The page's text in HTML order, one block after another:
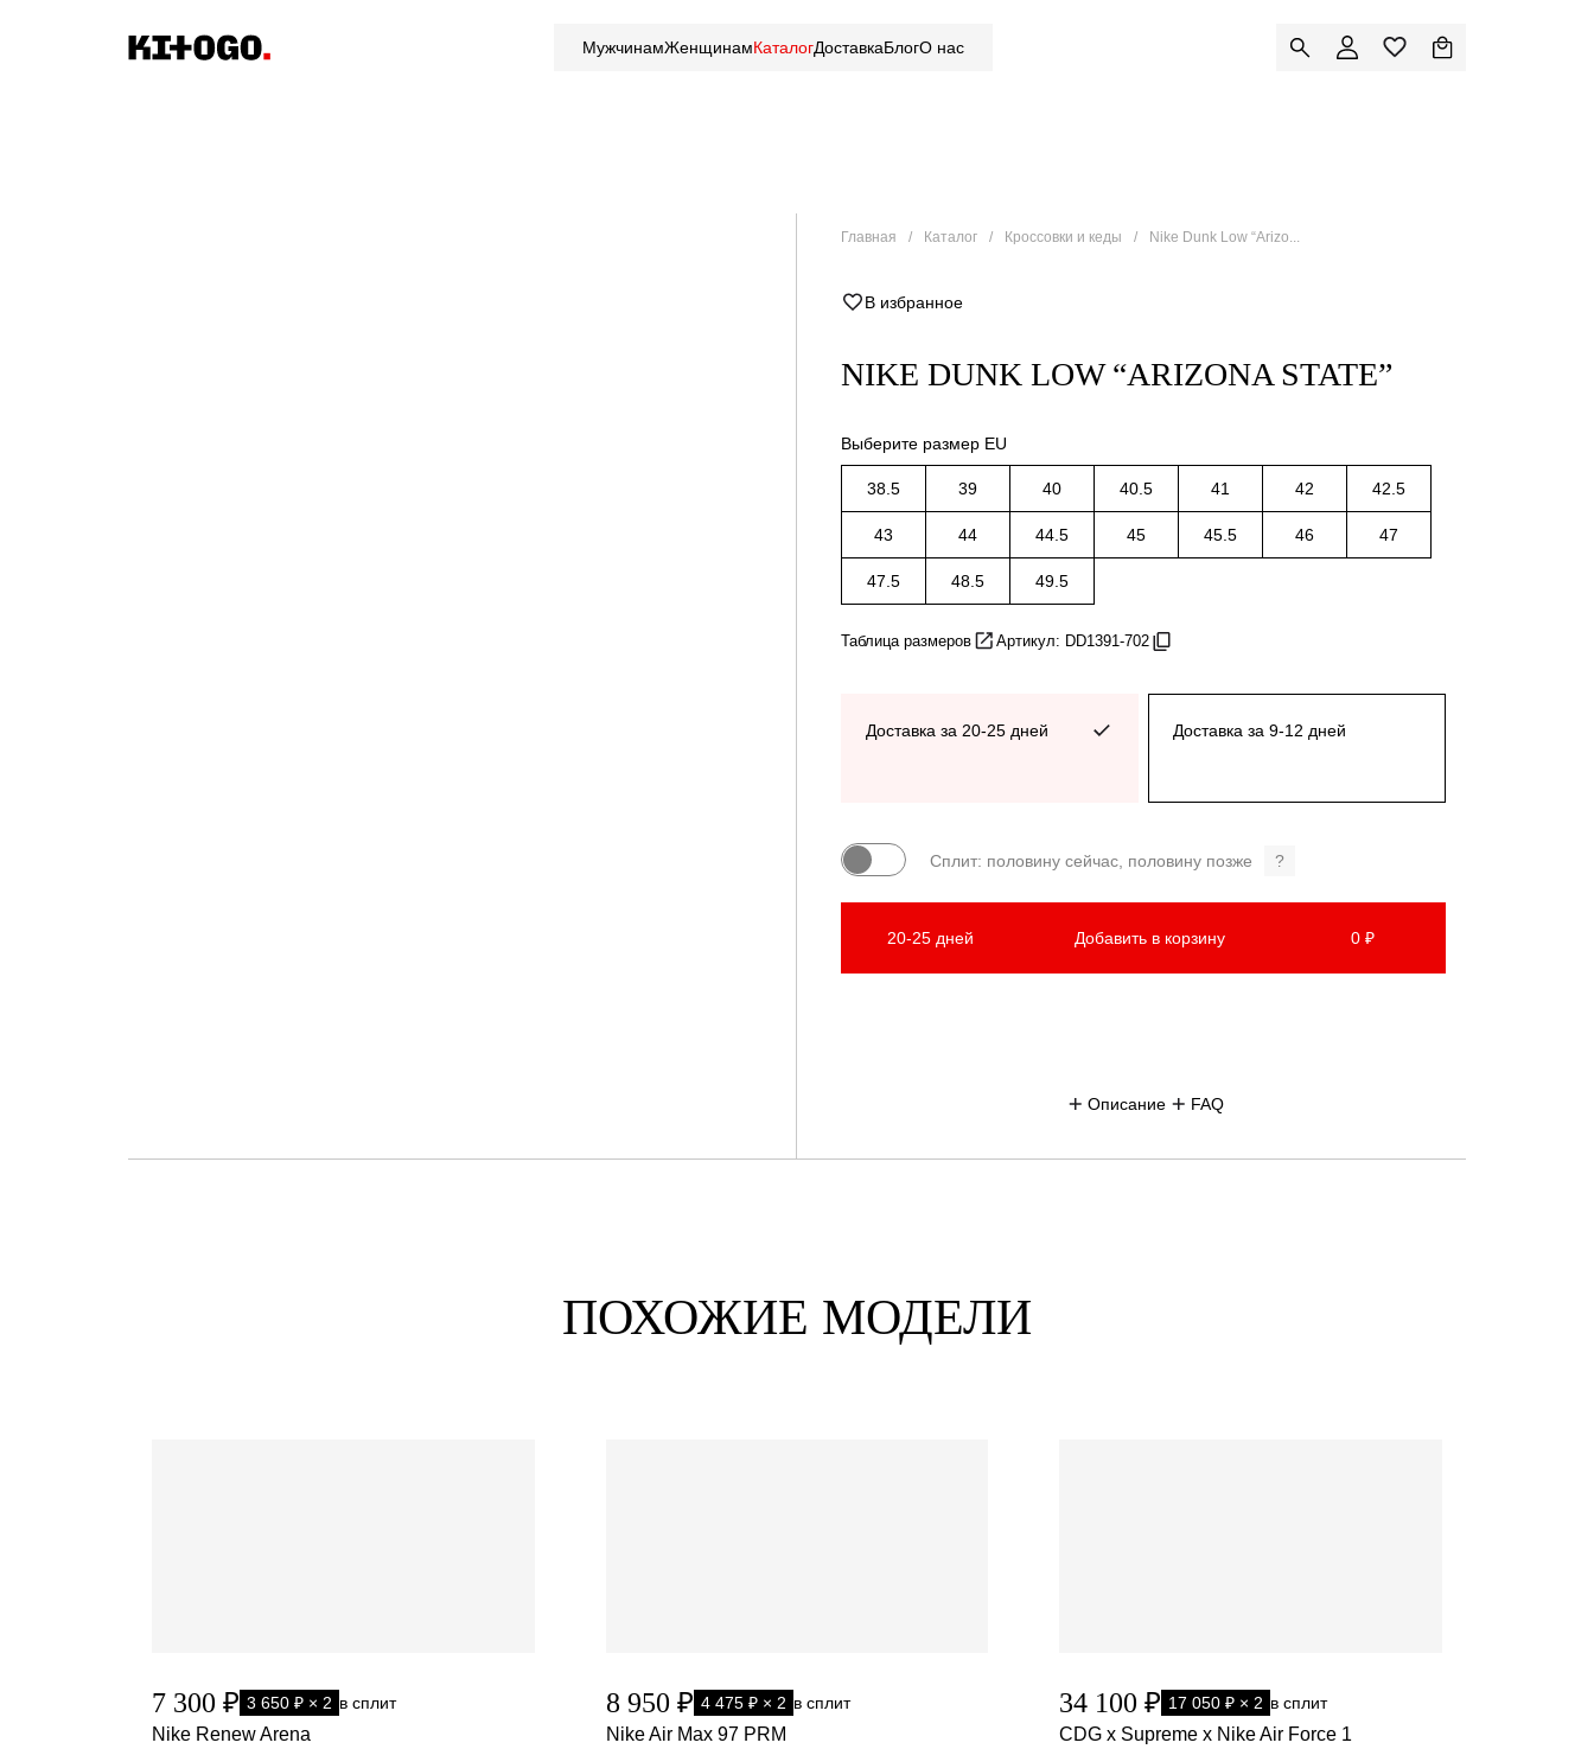
МужчинамЖенщинамКаталогДоставкаБлогО нас
Главная Каталог Кроссовки и кеды Nike Dunk Low “Arizo...
NIKE DUNK LOW “ARIZONA STATE”
В избранное
Выберите размер EU
38.5 39 40 40.5 41 42 42.5
43 44 44.5 45 45.5 46 47
47.5 48.5 49.5
Таблица размеров Артикул: DD1391-702
Доставка за 20-25 дней Доставка за 9-12 дней
Сплит: половину сейчас, половину позже ?
20-25 дней Добавить в корзину 0 ₽
Описание FAQ
ПОХОЖИЕ МОДЕЛИ
7 300 ₽ 3 650 ₽ × 2 в сплит
Nike Renew Arena
8 950 ₽ 4 475 ₽ × 2 в сплит
Nike Air Max 97 PRM
34 100 ₽ 17 050 ₽ × 2 в сплит
CDG x Supreme x Nike Air Force 1